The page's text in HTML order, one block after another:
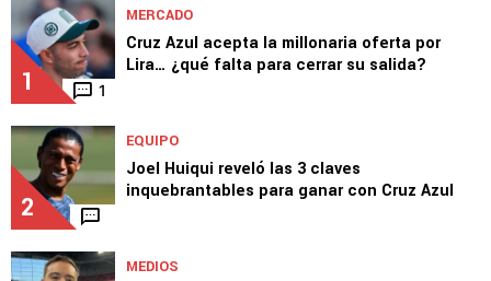
1 1
MERCADO
Cruz Azul acepta la millonaria oferta por
Lira… ¿qué falta para cerrar su salida?
2
EQUIPO
Joel Huiqui reveló las 3 claves
inquebrantables para ganar con Cruz Azul
MEDIOS